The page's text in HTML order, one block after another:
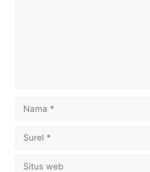
Nama
Surel
Situs